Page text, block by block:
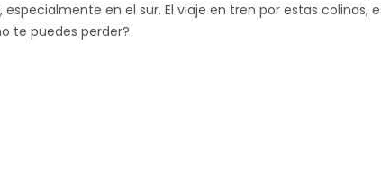
en el sur. El viaje en tren por estas colinas,
te puedes perder?